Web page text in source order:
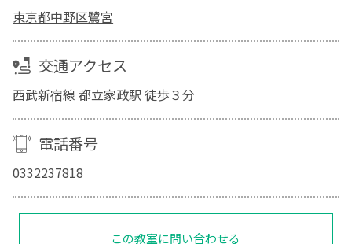
東京都中野区鷺宮
交通アクセス
西武新宿線 都立家政駅 徒歩３分
電話番号
0332237818
この教室に問い合わせる